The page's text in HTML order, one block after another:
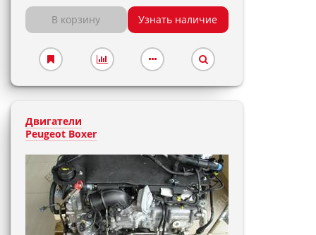
В корзину Узнать наличие
Двигатели
Peugeot Boxer